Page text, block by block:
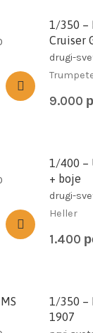
1/350 –
Cruiser
drugi-
9.000
1/400 –
+ boje
drugi-
Heller
1.400
1/350 –
1907